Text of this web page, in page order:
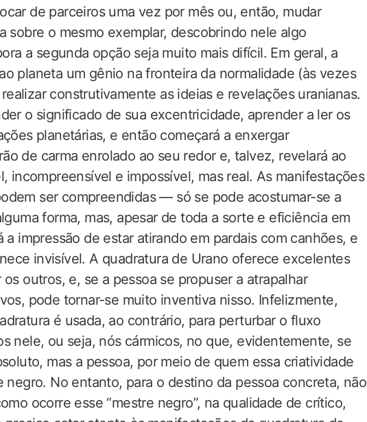
de parceiros uma vez por mês ou, então, mudar
sobre o mesmo exemplar, descobrindo nele algo
a segunda opção seja muito mais difícil. Em geral, a
planeta um gênio na fronteira da normalidade (às vezes
construtivamente as ideias e revelações uranianas.
o significado de sua excentricidade, aprender a ler os
planetárias, e então começará a enxergar
de carma enrolado ao seu redor e, talvez, revelará ao
incompreensível e impossível, mas real. As manifestações
ser compreendidas — só se pode acostumar-se a
forma, mas, apesar de toda a sorte e eficiência em
a impressão de estar atirando em pardais com canhões, e
invisível. A quadratura de Urano oferece excelentes
outros, e, se a pessoa se propuser a atrapalhar
pode tornar-se muito inventiva nisso. Infelizmente,
é usada, ao contrário, para perturbar o fluxo
nele, ou seja, nós cármicos, no que, evidentemente, se
mas a pessoa, por meio de quem essa criatividade
negro. No entanto, para o destino da pessoa concreta, não
ocorre esse “mestre negro”, na qualidade de crítico,